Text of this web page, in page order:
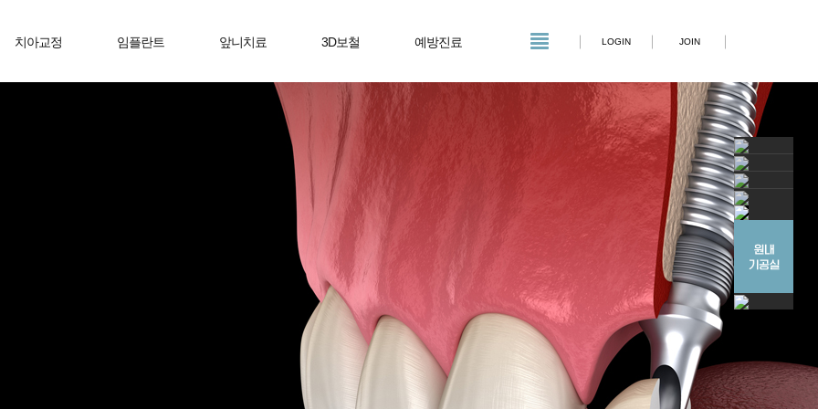
치아교정 임플란트 앞니치료 3D보철 예방진료 LOGIN JOIN
네이버톡톡
카카오톡
인스타그램
블로그